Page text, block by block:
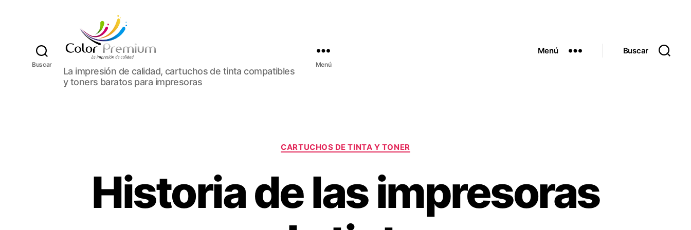
Buscar
C
o
l
La impresión de calidad, cartuchos de tinta compatibles
y toners baratos para impresoras
Menú
Menú Buscar
C
a
g
o
CARTUCHOS DE TINTA Y TONER
Historia de las impresoras